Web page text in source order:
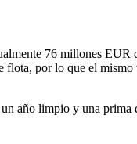
76 millones
por lo que el
año limpio y una prima